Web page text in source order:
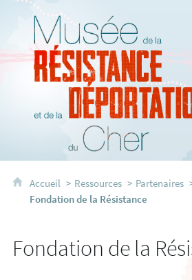
Musée
Accueil Ressources Partenaires
Fondation de la Résistance
Fondation de la